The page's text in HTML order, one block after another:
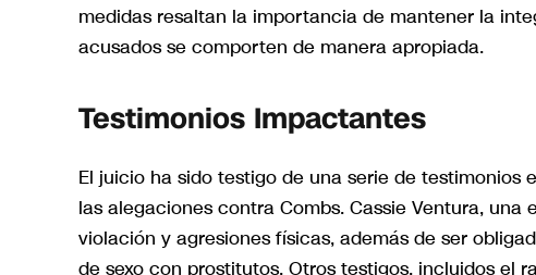
medidas resaltan la importancia de mantener la
acusados se comporten de manera apropiada.
Testimonios Impactantes
El juicio ha sido testigo de una serie de
las alegaciones contra Combs. Cassie Ventura,
violación y agresiones físicas, además de ser
de sexo con prostitutos. Otros testigos, incluidos el